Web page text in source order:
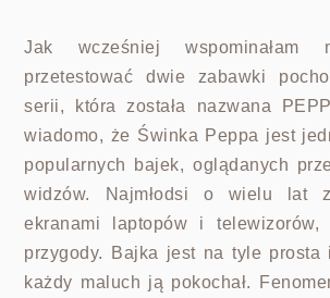
Jak wcześniej wspominałam
przetestować dwie zabawki
serii, która została nazwana
wiadomo, że Świnka Peppa jest
popularnych bajek, oglądanych
widzów. Najmłodsi o wielu lat
ekranami laptopów i
przygody. Bajka jest na tyle prosta
każdy maluch ją pokochał.